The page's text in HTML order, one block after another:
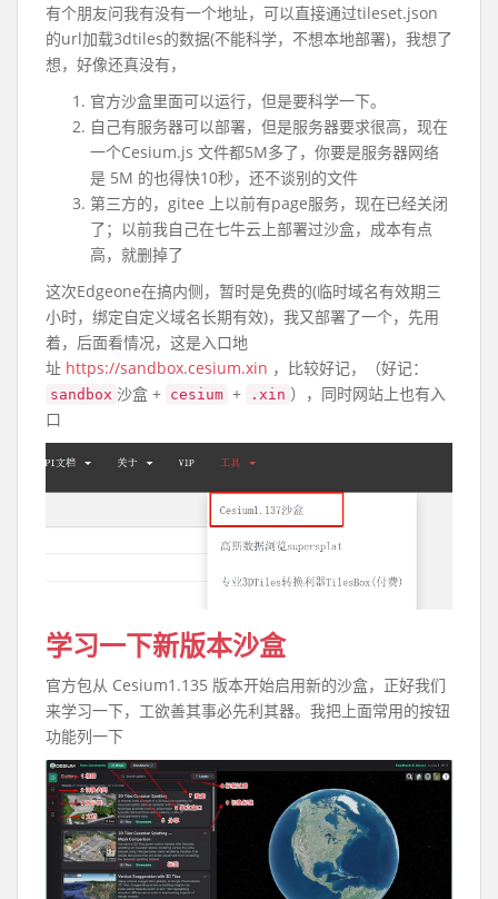
有个朋友问我有没有一个地址，可以直接通过tileset.json
的url加载3dtiles的数据(不能科学，不想本地部署)，我想了
想，好像还真没有，
官方沙盒里面可以运行，但是要科学一下。
自己有服务器可以部署，但是服务器要求很高，现在
一个Cesium.js 文件都5M多了，你要是服务器网络
是 5M 的也得快10秒，还不谈别的文件
第三方的，gitee 上以前有page服务，现在已经关闭
了；以前我自己在七牛云上部署过沙盒，成本有点
高，就删掉了
这次Edgeone在搞内侧，暂时是免费的(临时域名有效期三
小时，绑定自定义域名长期有效)，我又部署了一个，先用
着，后面看情况，这是入口地
址 https://sandbox.cesium.xin ，比较好记，（好记：
sandbox 沙盒 + cesium + .xin ），同时网站上也有入
口
学习一下新版本沙盒
官方包从 Cesium1.135 版本开始启用新的沙盒，正好我们
来学习一下，工欲善其事必先利其器。我把上面常用的按钮
功能列一下